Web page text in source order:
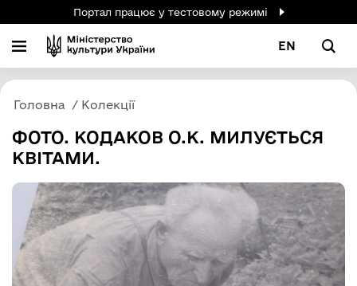
Портал працює у тестовому режимі
EN
Головна Колекції
ФОТО. КОДАКОВ О.К. МИЛУЄТЬСЯ
КВІТАМИ.